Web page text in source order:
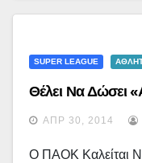
SUPER LEAGUE
Θέλει Να Δώσει
ΑΠΡ 30, 2014
Ο ΠΑΟΚ Καλείται